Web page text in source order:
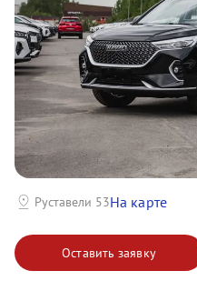
Оставить заявку
Руставели 53На карте